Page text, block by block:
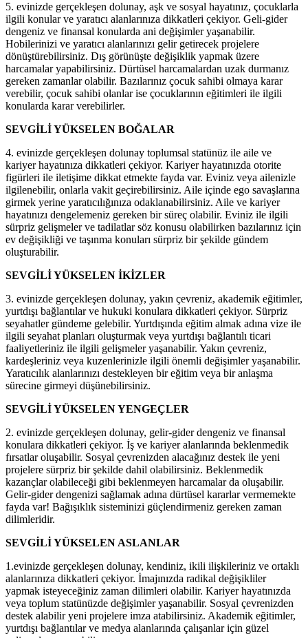
5. evinizde gerçekleşen dolunay, aşk ve sosyal hayatınız, çocuklarla
ilgili konular ve yaratıcı alanlarınıza dikkatleri çekiyor. Geli-gider
dengeniz ve finansal konularda ani değişimler yaşanabilir.
Hobilerinizi ve yaratıcı alanlarınızı gelir getirecek projelere
dönüştürebilirsiniz. Dış görünüşte değişiklik yapmak üzere
harcamalar yapabilirsiniz. Dürtüsel harcamalardan uzak durmanız
gereken zamanlar olabilir. Bazılarınız çocuk sahibi olmaya karar
verebilir, çocuk sahibi olanlar ise çocuklarının eğitimleri ile ilgili
konularda karar verebilirler.
SEVGİLİ YÜKSELEN BOĞALAR
4. evinizde gerçekleşen dolunay toplumsal statünüz ile aile ve
kariyer hayatınıza dikkatleri çekiyor. Kariyer hayatınızda otorite
figürleri ile iletişime dikkat etmekte fayda var. Eviniz veya ailenizle
ilgilenebilir, onlarla vakit geçirebilirsiniz. Aile içinde ego savaşlarına
girmek yerine yaratıcılığınıza odaklanabilirsiniz. Aile ve kariyer
hayatınızı dengelemeniz gereken bir süreç olabilir. Eviniz ile ilgili
sürpriz gelişmeler ve tadilatlar söz konusu olabilirken bazılarınız için
ev değişikliği ve taşınma konuları sürpriz bir şekilde gündem
oluşturabilir.
SEVGİLİ YÜKSELEN İKİZLER
3. evinizde gerçekleşen dolunay, yakın çevreniz, akademik eğitimler,
yurtdışı bağlantılar ve hukuki konulara dikkatleri çekiyor. Sürpriz
seyahatler gündeme gelebilir. Yurtdışında eğitim almak adına vize ile
ilgili seyahat planları oluşturmak veya yurtdışı bağlantılı ticari
faaliyetleriniz ile ilgili gelişmeler yaşanabilir. Yakın çevreniz,
kardeşleriniz veya kuzenlerinizle ilgili önemli değişimler yaşanabilir.
Yaratıcılık alanlarınızı destekleyen bir eğitim veya bir anlaşma
sürecine girmeyi düşünebilirsiniz.
SEVGİLİ YÜKSELEN YENGEÇLER
2. evinizde gerçekleşen dolunay, gelir-gider dengeniz ve finansal
konulara dikkatleri çekiyor. İş ve kariyer alanlarında beklenmedik
fırsatlar oluşabilir. Sosyal çevrenizden alacağınız destek ile yeni
projelere sürpriz bir şekilde dahil olabilirsiniz. Beklenmedik
kazançlar olabileceği gibi beklenmeyen harcamalar da oluşabilir.
Gelir-gider dengenizi sağlamak adına dürtüsel kararlar vermemekte
fayda var! Bağışıklık sisteminizi güçlendirmeniz gereken zaman
dilimleridir.
SEVGİLİ YÜKSELEN ASLANLAR
1.evinizde gerçekleşen dolunay, kendiniz, ikili ilişkileriniz ve ortaklı
alanlarınıza dikkatleri çekiyor. İmajınızda radikal değişikliler
yapmak isteyeceğiniz zaman dilimleri olabilir. Kariyer hayatınızda
veya toplum statünüzde değişimler yaşanabilir. Sosyal çevrenizden
destek alabilir yeni projelere imza atabilirsiniz. Akademik eğitimler,
yurtdışı bağlantılar ve medya alanlarında çalışanlar için güzel